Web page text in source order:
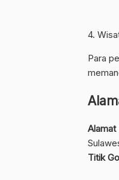
4.
Para
Alamat
Titik